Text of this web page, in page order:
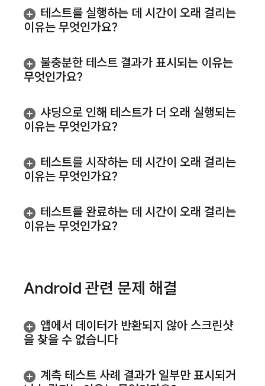
테스트를 실행하는 데 시간이 오래 걸리는
이유는 무엇인가요?
불충분한 테스트 결과가 표시되는 이유는
무엇인가요?
샤딩으로 인해 테스트가 더 오래 실행되는
이유는 무엇인가요?
테스트를 시작하는 데 시간이 오래 걸리는
이유는 무엇인가요?
테스트를 완료하는 데 시간이 오래 걸리는
이유는 무엇인가요?
Android 관련 문제 해결
앱에서 데이터가 반환되지 않아 스크린샷
을 찾을 수 없습니다
계측 테스트 사례 결과가 일부만 표시되거